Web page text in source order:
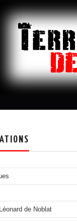
de Noblat